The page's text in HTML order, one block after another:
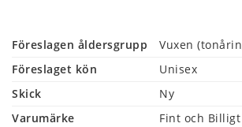
Föreslagen åldersgrupp
Vuxen
Föreslaget kön
Unisex
Skick
Ny
Varumärke
Fint och Billigt